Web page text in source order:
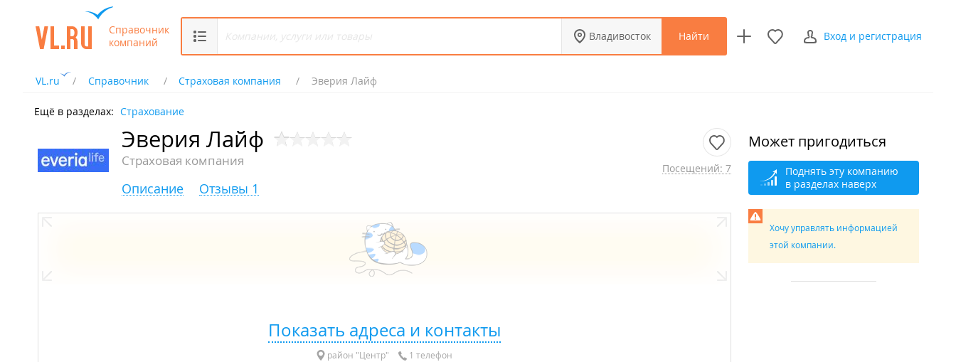
Справочник
компаний
Владивосток Найти Вход и регистрация
VL.ru Справочник Страховая компания Эверия Лайф
Ещё в разделах: Страхование
Эверия Лайф
Страховая компания Посещений: 7
Описание Отзывы 1
Показать адреса и контакты
район "Центр" 1 телефон
Может пригодиться
Поднять эту компанию
в разделах наверх
Хочу управлять информацией
этой компании.